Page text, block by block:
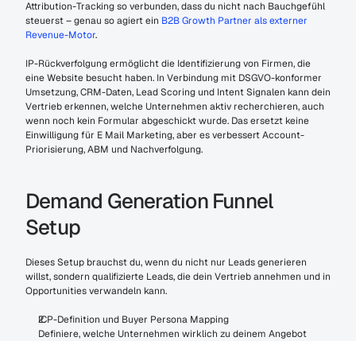
Attribution-Tracking so verbunden, dass du nicht nach Bauchgefühl
steuerst – genau so agiert ein B2B Growth Partner als externer
Revenue-Motor.
IP-Rückverfolgung ermöglicht die Identifizierung von Firmen, die
eine Website besucht haben. In Verbindung mit DSGVO-konformer
Umsetzung, CRM-Daten, Lead Scoring und Intent Signalen kann dein
Vertrieb erkennen, welche Unternehmen aktiv recherchieren, auch
wenn noch kein Formular abgeschickt wurde. Das ersetzt keine
Einwilligung für E Mail Marketing, aber es verbessert Account-
Priorisierung, ABM und Nachverfolgung.
Demand Generation Funnel
Setup
Dieses Setup brauchst du, wenn du nicht nur Leads generieren
willst, sondern qualifizierte Leads, die dein Vertrieb annehmen und in
Opportunities verwandeln kann.
ICP-Definition und Buyer Persona Mapping
Definiere, welche Unternehmen wirklich zu deinem Angebot